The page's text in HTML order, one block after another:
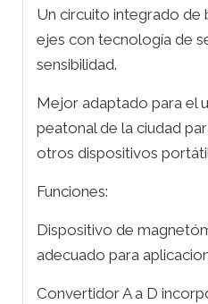
Un circuito integrado de
ejes con tecnología de
sensibilidad.
Mejor adaptado para el
peatonal de la ciudad
otros dispositivos
Funciones:
Dispositivo de
adecuado para
Convertidor A a D